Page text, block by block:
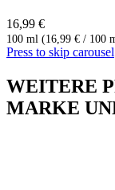
16,99 €
100 ml (16,99 € / 100
Press to skip carousel
WEITERE
MARKE